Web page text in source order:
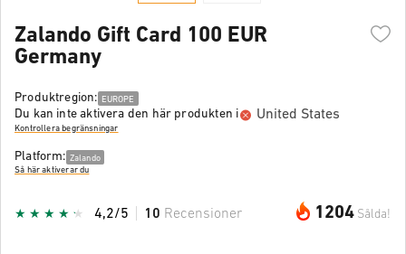
Zalando Gift Card 100 EUR
Germany
Produktregion: EUROPE
Du kan inte aktivera den här produkten i United States
Kontrollera begränsningar
Platform: Zalando
Så här aktiverar du
1204 Sålda!
4,2/5 10 Recensioner